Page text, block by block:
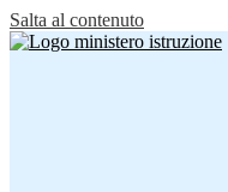
Salta al contenuto